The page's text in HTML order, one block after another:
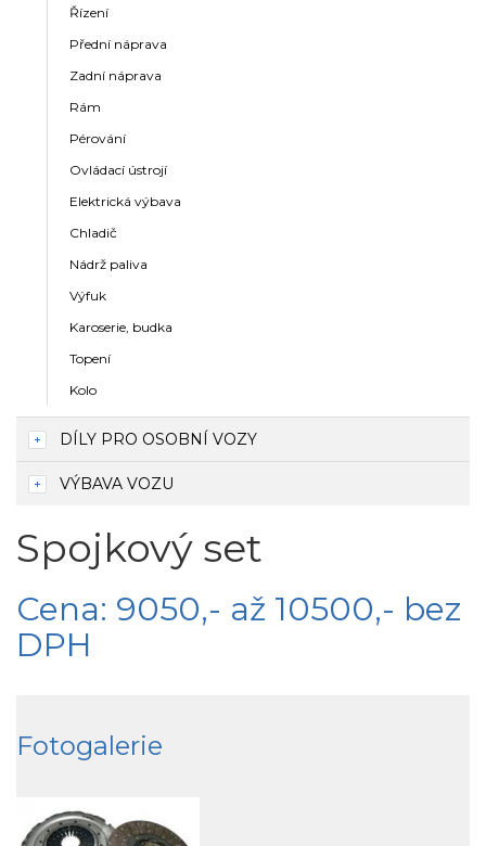
Řízení
Přední náprava
Zadní náprava
Rám
Pérování
Ovládací ústrojí
Elektrická výbava
Chladič
Nádrž paliva
Výfuk
Karoserie, budka
Topení
Kolo
DÍLY PRO OSOBNÍ VOZY
VÝBAVA VOZU
Spojkový set
Cena: 9050,- až 10500,- bez
DPH
Fotogalerie